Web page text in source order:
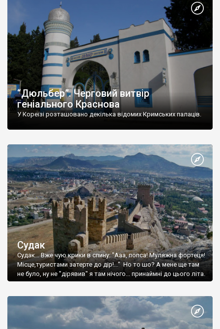
“Дюльбер”. Черговий витвір
геніального Краснова
У Кореїзі розташовано декілька відомих Кримських палаців.
Судак
Судак... Вже чую крики в спину: "Ааа, попса! Муляжна фортеця!
Місце,туристами затерте до дір!..." Но то шо? А мене ще там
не було, ну не "дірявив" я там нічого... принаймні до цього літа.